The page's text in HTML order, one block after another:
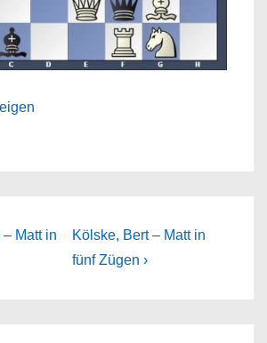
– Matt in
Next
Post
Kölske, Bert – Matt in
fünf Zügen ›